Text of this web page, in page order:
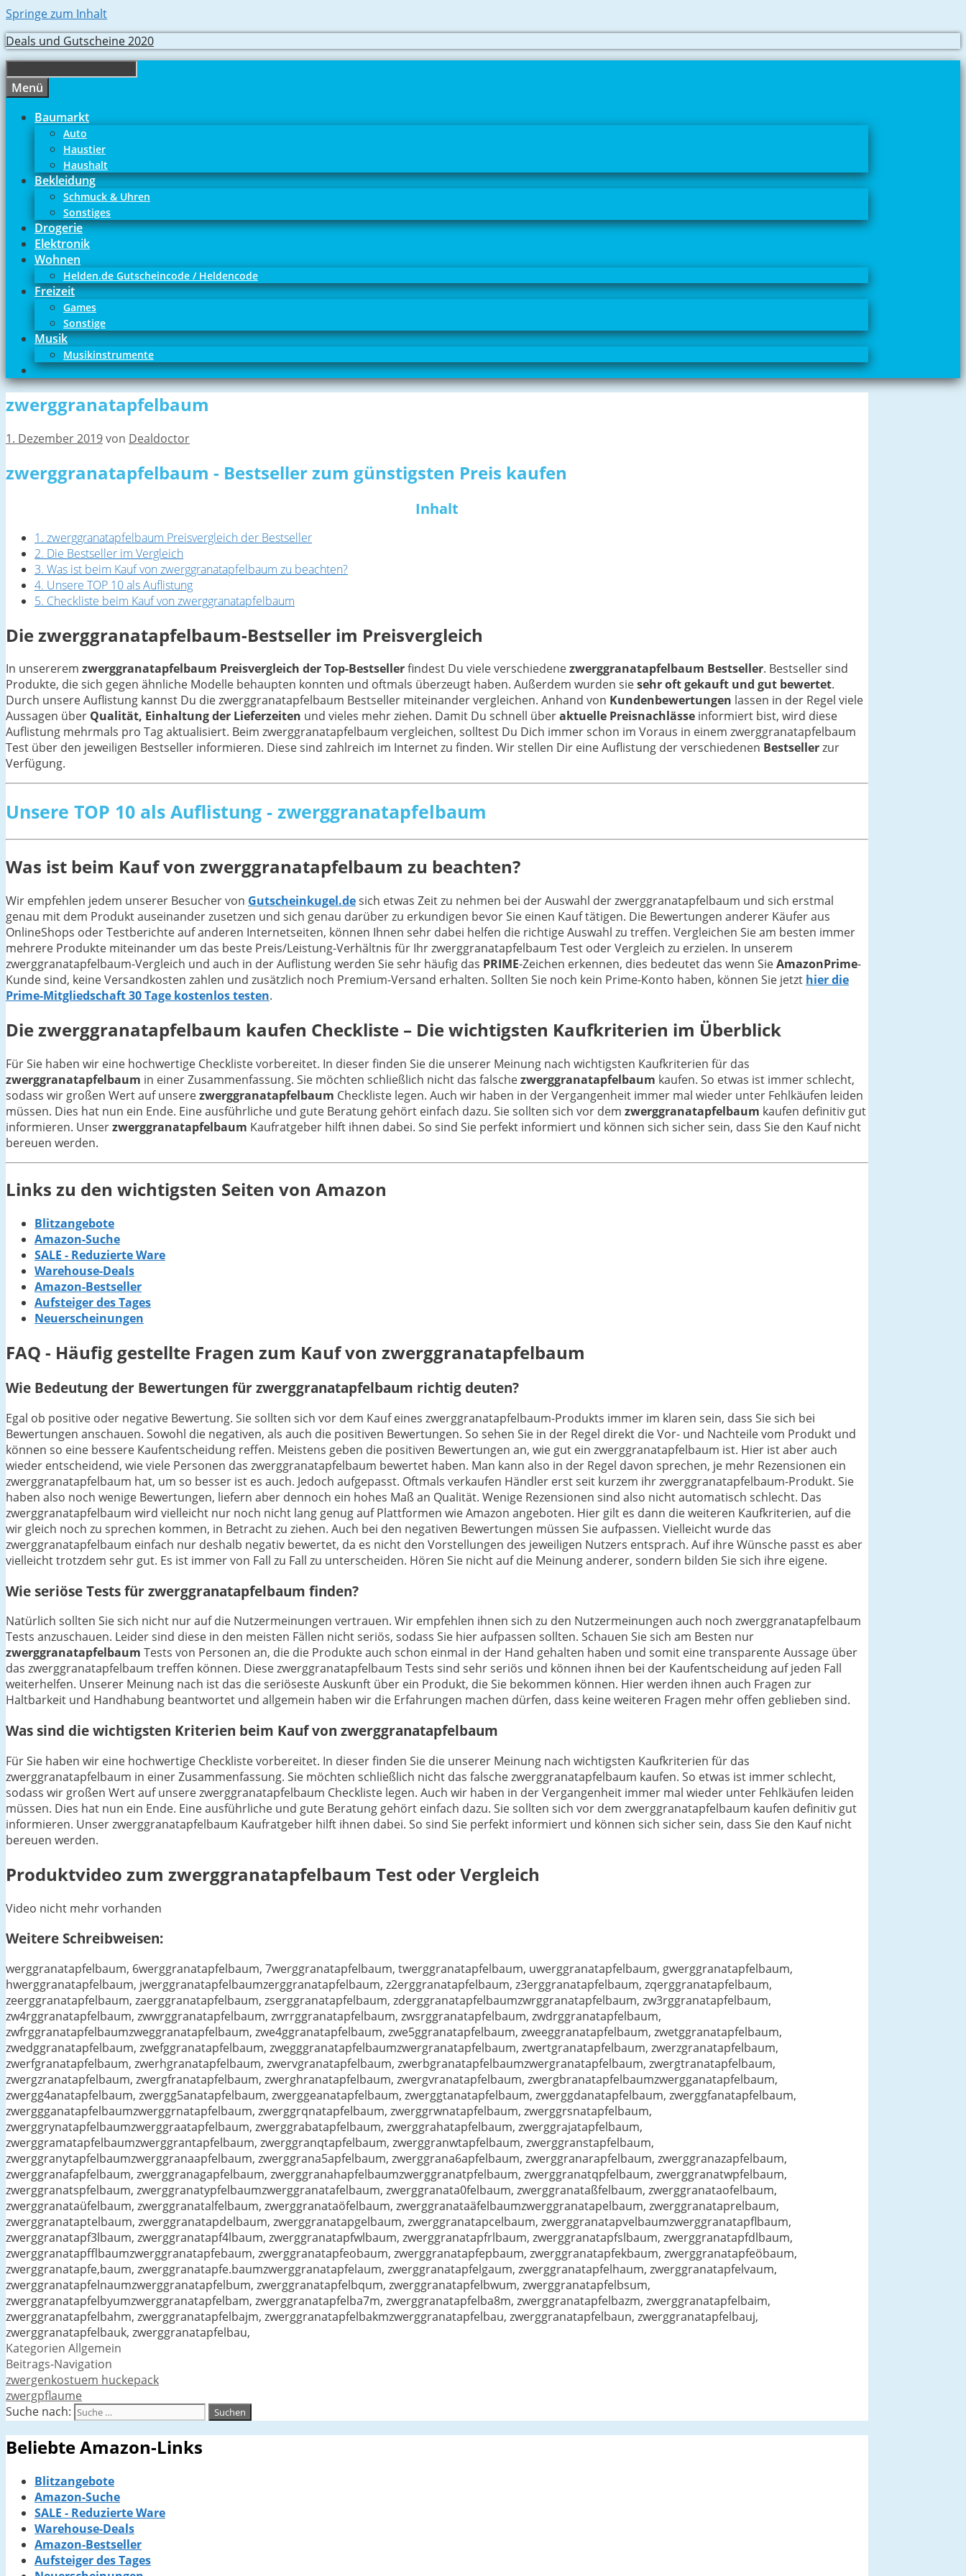
Springe zum Inhalt
Deals und Gutscheine 2020
Menü
Baumarkt
Auto
Haustier
Haushalt
Bekleidung
Schmuck & Uhren
Sonstiges
Drogerie
Elektronik
Wohnen
Helden.de Gutscheincode / Heldencode
Freizeit
Games
Sonstige
Musik
Musikinstrumente
zwerggranatapfelbaum
1. Dezember 2019von Dealdoctor
zwerggranatapfelbaum - Bestseller zum günstigsten Preis kaufen
Inhalt
1. zwerggranatapfelbaum Preisvergleich der Bestseller
2. Die Bestseller im Vergleich
3. Was ist beim Kauf von zwerggranatapfelbaum zu beachten?
4. Unsere TOP 10 als Auflistung
5. Checkliste beim Kauf von zwerggranatapfelbaum
Die zwerggranatapfelbaum-Bestseller im Preisvergleich
In unsererem zwerggranatapfelbaum Preisvergleich der Top-Bestsellerfindest Du viele verschiedenezwerggranatapfelbaum Bestseller. Bestseller sind
Produkte, die sich gegen ähnliche Modelle behaupten konnten und oftmals überzeugt haben. Außerdem wurden siesehr oft gekauft und gut bewertet.
Durch unsere Auflistung kannst Du die zwerggranatapfelbaum Bestseller miteinander vergleichen. Anhand von Kundenbewertungen lassen in der Regel viele
Aussagen über Qualität, Einhaltung der Lieferzeiten und vieles mehr ziehen. Damit Du schnell überaktuelle Preisnachlässe informiert bist, wird diese
Auflistung mehrmals pro Tag aktualisiert. Beim zwerggranatapfelbaum vergleichen, solltest Du Dich immer schon im Voraus in einem zwerggranatapfelbaum
Test über den jeweiligen Bestseller informieren. Diese sind zahlreich im Internet zu finden. Wir stellen Dir eine Auflistung der verschiedenen Bestsellerzur
Verfügung.
Unsere TOP 10 als Auflistung - zwerggranatapfelbaum
Was ist beim Kauf von zwerggranatapfelbaum zu beachten?
Wir empfehlen jedem unserer Besucher von Gutscheinkugel.desich etwas Zeit zu nehmen bei der Auswahl der zwerggranatapfelbaum und sich erstmal
genau mit dem Produkt auseinander zusetzen und sich genau darüber zu erkundigen bevor Sie einen Kauf tätigen. Die Bewertungen anderer Käufer aus
OnlineShops oder Testberichte auf anderen Internetseiten, können Ihnen sehr dabei helfen die richtige Auswahl zu treffen. Vergleichen Sie am besten immer
mehrere Produkte miteinander um das beste Preis/Leistung-Verhältnis für Ihr zwerggranatapfelbaum Test oder Vergleich zu erzielen. In unserem
zwerggranatapfelbaum-Vergleich und auch in der Auflistung werden Sie sehr häufig das PRIME-Zeichen erkennen, dies bedeutet das wenn SieAmazonPrime-
Kunde sind, keine Versandkosten zahlen und zusätzlich noch Premium-Versand erhalten. Sollten Sie noch kein Prime-Konto haben, können Sie jetzt hier die
Prime-Mitgliedschaft 30 Tage kostenlos testen.
Diezwerggranatapfelbaum kaufen Checkliste – Die wichtigsten Kaufkriterien im Überblick
Für Sie haben wir eine hochwertige Checkliste vorbereitet. In dieser finden Sie die unserer Meinung nach wichtigsten Kaufkriterien für das
zwerggranatapfelbaum in einer Zusammenfassung. Sie möchten schließlich nicht das falschezwerggranatapfelbaum kaufen. So etwas ist immer schlecht,
sodass wir großen Wert auf unserezwerggranatapfelbaum Checkliste legen. Auch wir haben in der Vergangenheit immer mal wieder unter Fehlkäufen leiden
müssen. Dies hat nun ein Ende. Eine ausführliche und gute Beratung gehört einfach dazu. Sie sollten sich vor dem zwerggranatapfelbaum kaufen definitiv gut
informieren. Unserzwerggranatapfelbaum Kaufratgeber hilft ihnen dabei. So sind Sie perfekt informiert und können sich sicher sein, dass Sie den Kauf nicht
bereuen werden.
Links zu den wichtigsten Seiten von Amazon
Blitzangebote
Amazon-Suche
SALE - Reduzierte Ware
Warehouse-Deals
Amazon-Bestseller
Aufsteiger des Tages
Neuerscheinungen
FAQ - Häufig gestellte Fragen zum Kauf von zwerggranatapfelbaum
Wie Bedeutung der Bewertungen für zwerggranatapfelbaum richtig deuten?
Egal ob positive oder negative Bewertung. Sie sollten sich vor dem Kauf eines zwerggranatapfelbaum-Produkts immer im klaren sein, dass Sie sich bei
Bewertungen anschauen. Sowohl die negativen, als auch die positiven Bewertungen. So sehen Sie in der Regel direkt die Vor- und Nachteile vom Produkt und
können so eine bessere Kaufentscheidung reffen. Meistens geben die positiven Bewertungen an, wie gut ein zwerggranatapfelbaum ist. Hier ist aber auch
wieder entscheidend, wie viele Personen das zwerggranatapfelbaum bewertet haben. Man kann also in der Regel davon sprechen, je mehr Rezensionen ein
zwerggranatapfelbaum hat, um so besser ist es auch. Jedoch aufgepasst. Oftmals verkaufen Händler erst seit kurzem ihr zwerggranatapfelbaum-Produkt. Sie
haben also noch wenige Bewertungen, liefern aber dennoch ein hohes Maß an Qualität. Wenige Rezensionen sind also nicht automatisch schlecht. Das
zwerggranatapfelbaum wird vielleicht nur noch nicht lang genug auf Plattformen wie Amazon angeboten. Hier gilt es dann die weiteren Kaufkriterien, auf die
wir gleich noch zu sprechen kommen, in Betracht zu ziehen. Auch bei den negativen Bewertungen müssen Sie aufpassen. Vielleicht wurde das
zwerggranatapfelbaum einfach nur deshalb negativ bewertet, da es nicht den Vorstellungen des jeweiligen Nutzers entsprach. Auf ihre Wünsche passt es aber
vielleicht trotzdem sehr gut. Es ist immer von Fall zu Fall zu unterscheiden. Hören Sie nicht auf die Meinung anderer, sondern bilden Sie sich ihre eigene.
Wie seriöse Tests für zwerggranatapfelbaum finden?
Natürlich sollten Sie sich nicht nur auf die Nutzermeinungen vertrauen. Wir empfehlen ihnen sich zu den Nutzermeinungen auch noch zwerggranatapfelbaum
Tests anzuschauen. Leider sind diese in den meisten Fällen nicht seriös, sodass Sie hier aufpassen sollten. Schauen Sie sich am Besten nur
zwerggranatapfelbaum Tests von Personen an, die die Produkte auch schon einmal in der Hand gehalten haben und somit eine transparente Aussage über
das zwerggranatapfelbaum treffen können. Diese zwerggranatapfelbaum Tests sind sehr seriös und können ihnen bei der Kaufentscheidung auf jeden Fall
weiterhelfen. Unserer Meinung nach ist das die seriöseste Auskunft über ein Produkt, die Sie bekommen können. Hier werden ihnen auch Fragen zur
Haltbarkeit und Handhabung beantwortet und allgemein haben wir die Erfahrungen machen dürfen, dass keine weiteren Fragen mehr offen geblieben sind.
Was sind die wichtigsten Kriterien beim Kauf von zwerggranatapfelbaum
Für Sie haben wir eine hochwertige Checkliste vorbereitet. In dieser finden Sie die unserer Meinung nach wichtigsten Kaufkriterien für das
zwerggranatapfelbaum in einer Zusammenfassung. Sie möchten schließlich nicht das falsche zwerggranatapfelbaum kaufen. So etwas ist immer schlecht,
sodass wir großen Wert auf unsere zwerggranatapfelbaum Checkliste legen. Auch wir haben in der Vergangenheit immer mal wieder unter Fehlkäufen leiden
müssen. Dies hat nun ein Ende. Eine ausführliche und gute Beratung gehört einfach dazu. Sie sollten sich vor dem zwerggranatapfelbaum kaufen definitiv gut
informieren. Unser zwerggranatapfelbaum Kaufratgeber hilft ihnen dabei. So sind Sie perfekt informiert und können sich sicher sein, dass Sie den Kauf nicht
bereuen werden.
Produktvideo zum zwerggranatapfelbaum Test oder Vergleich
Video nicht mehr vorhanden
Weitere Schreibweisen:
werggranatapfelbaum, 6werggranatapfelbaum, 7werggranatapfelbaum, twerggranatapfelbaum, uwerggranatapfelbaum, gwerggranatapfelbaum,
hwerggranatapfelbaum, jwerggranatapfelbaumzerggranatapfelbaum, z2erggranatapfelbaum, z3erggranatapfelbaum, zqerggranatapfelbaum,
zeerggranatapfelbaum, zaerggranatapfelbaum, zserggranatapfelbaum, zderggranatapfelbaumzwrggranatapfelbaum, zw3rggranatapfelbaum,
zw4rggranatapfelbaum, zwwrggranatapfelbaum, zwrrggranatapfelbaum, zwsrggranatapfelbaum, zwdrggranatapfelbaum,
zwfrggranatapfelbaumzweggranatapfelbaum, zwe4ggranatapfelbaum, zwe5ggranatapfelbaum, zweeggranatapfelbaum, zwetggranatapfelbaum,
zwedggranatapfelbaum, zwefggranatapfelbaum, zwegggranatapfelbaumzwergranatapfelbaum, zwertgranatapfelbaum, zwerzgranatapfelbaum,
zwerfgranatapfelbaum, zwerhgranatapfelbaum, zwervgranatapfelbaum, zwerbgranatapfelbaumzwergranatapfelbaum, zwergtranatapfelbaum,
zwergzranatapfelbaum, zwergfranatapfelbaum, zwerghranatapfelbaum, zwergvranatapfelbaum, zwergbranatapfelbaumzwergganatapfelbaum,
zwergg4anatapfelbaum, zwergg5anatapfelbaum, zwerggeanatapfelbaum, zwerggtanatapfelbaum, zwerggdanatapfelbaum, zwerggfanatapfelbaum,
zwerggganatapfelbaumzwerggrnatapfelbaum, zwerggrqnatapfelbaum, zwerggrwnatapfelbaum, zwerggrsnatapfelbaum,
zwerggrynatapfelbaumzwerggraatapfelbaum, zwerggrabatapfelbaum, zwerggrahatapfelbaum, zwerggrajatapfelbaum,
zwerggramatapfelbaumzwerggrantapfelbaum, zwerggranqtapfelbaum, zwerggranwtapfelbaum, zwerggranstapfelbaum,
zwerggranytapfelbaumzwerggranaapfelbaum, zwerggrana5apfelbaum, zwerggrana6apfelbaum, zwerggranarapfelbaum, zwerggranazapfelbaum,
zwerggranafapfelbaum, zwerggranagapfelbaum, zwerggranahapfelbaumzwerggranatpfelbaum, zwerggranatqpfelbaum, zwerggranatwpfelbaum,
zwerggranatspfelbaum, zwerggranatypfelbaumzwerggranatafelbaum, zwerggranata0felbaum, zwerggranataßfelbaum, zwerggranataofelbaum,
zwerggranataüfelbaum, zwerggranatalfelbaum, zwerggranataöfelbaum, zwerggranataäfelbaumzwerggranatapelbaum, zwerggranataprelbaum,
zwerggranataptelbaum, zwerggranatapdelbaum, zwerggranatapgelbaum, zwerggranatapcelbaum, zwerggranatapvelbaumzwerggranatapflbaum,
zwerggranatapf3lbaum, zwerggranatapf4lbaum, zwerggranatapfwlbaum, zwerggranatapfrlbaum, zwerggranatapfslbaum, zwerggranatapfdlbaum,
zwerggranatapfflbaumzwerggranatapfebaum, zwerggranatapfeobaum, zwerggranatapfepbaum, zwerggranatapfekbaum, zwerggranatapfeöbaum,
zwerggranatapfe,baum, zwerggranatapfe.baumzwerggranatapfelaum, zwerggranatapfelgaum, zwerggranatapfelhaum, zwerggranatapfelvaum,
zwerggranatapfelnaumzwerggranatapfelbum, zwerggranatapfelbqum, zwerggranatapfelbwum, zwerggranatapfelbsum,
zwerggranatapfelbyumzwerggranatapfelbam, zwerggranatapfelba7m, zwerggranatapfelba8m, zwerggranatapfelbazm, zwerggranatapfelbaim,
zwerggranatapfelbahm, zwerggranatapfelbajm, zwerggranatapfelbakmzwerggranatapfelbau, zwerggranatapfelbaun, zwerggranatapfelbauj,
zwerggranatapfelbauk, zwerggranatapfelbau,
Kategorien Allgemein
Beitrags-Navigation
zwergenkostuem huckepack
zwergpflaume
Suche nach:
Beliebte Amazon-Links
Blitzangebote
Amazon-Suche
SALE - Reduzierte Ware
Warehouse-Deals
Amazon-Bestseller
Aufsteiger des Tages